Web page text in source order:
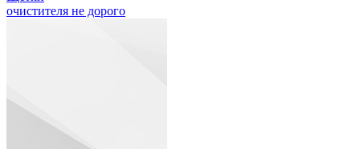
очистителя не дорого